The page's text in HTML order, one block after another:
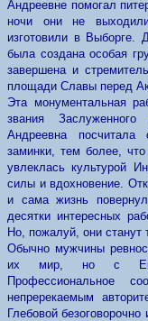
Андреевне помогал
ночи они не
изготовили в Выборге.
была создана особая
завершена и
площади Славы перед
Эта монументальная
звания
Андреевна
заминки, тем более,
увлеклась культурой
силы и вдохновение.
и сама жизнь
десятки интересных
Но, пожалуй, они станут
Обычно мужчины
их мир, но с
Профессиональное
непререкаемым
Глебовой